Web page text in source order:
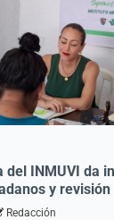
del INMUVI da
y
Redacción